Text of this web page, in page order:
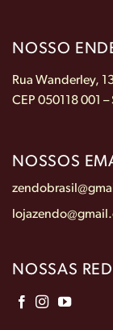
NOSSO
Rua Wanderley,
CEP 050118 001 –
NOSSOS
NOSSAS